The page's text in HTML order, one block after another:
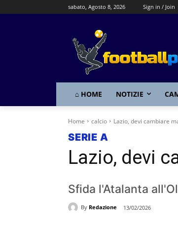
sabato, Agosto 8, 2026 Sign in / Join
⌂ HOME NOTIZIE
Home calcio Lazio, devi cambiare
SERIE A
Lazio, devi
Sfida l'Atalanta
By Redazione 13/02/2026